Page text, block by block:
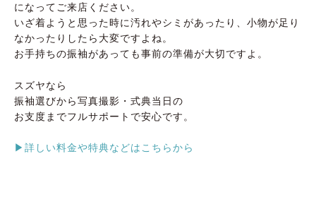
になってご来店ください。
いざ着ようと思った時に汚れやシミがあったり、小物が足り
なかったりしたら大変ですよね。
お手持ちの振袖があっても事前の準備が大切ですよ。
スズヤなら
振袖選びから写真撮影・式典当日の
お支度までフルサポートで安心です。
▶詳しい料金や特典などはこちらから